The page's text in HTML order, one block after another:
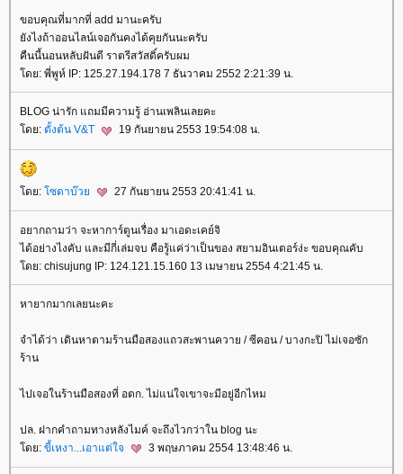
ขอบคุณที่มากที่ add มานะครับ
ังไงถ้าออนไลน์เจอกันคงได้คุยกันนะครับ
คืนนี้นอนหลับฝันดี ราตรีสวัสดิ์ครับผม
ดย: พี่พูห์ IP: 125.27.194.178 7 ธันวาคม 2552 2:21:39 น.
BLOG น่ารัก แถมมีความรู้ อ่านเพลินเลยคะ
ดย: ตั้งต้น V&T 19 กันยายน 2553 19:54:08 น.
ดย: ซดาบ๊ว 27 กันยายน 2553 20:41:41 น.
อยากถามว่า จะหาการ์ตูนเรื่อง มาเอดะเคย์จิ
ได้อย่างไงคับ และมีกี่เล่มจบ คือรู้แค่ว่าเป็นของ สยามอินเตอร์ง่ะ ขอบคุณคับ
ดย: chisujung IP: 124.121.15.160 13 เมษายน 2554 4:21:45 น.
หายากมากเลยนะคะ
จำได้ว่า เดินหาตามร้านมือสองแถวสะพานควาย / ซีคอน / บางกะปิ ไม่เจอซัก
ร้าน
ไปเจอในร้านมือสองที่ อตก. ไม่แน่ใจเขาจะมีอยู่อีกไหม
ปล. ฝากคำถามทางหลังไมค์ จะถึงไวกว่าใน blog นะ
ดย: ขี้เหงา...เอาแต่ใจ 3 พฤษภาคม 2554 13:48:46 น.